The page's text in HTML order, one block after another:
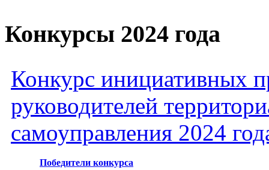
Конкурсы 2024 года
Конкурс инициативных
руководителей
самоуправления 2024
Победители конкурса